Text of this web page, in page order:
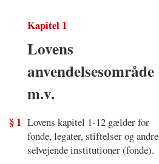
Kapitel 1
Lovens
anvendelsesområde
m.v.
§ 1 Lovens kapitel 1-12 gælder for
fonde, legater, stiftelser og andre
selvejende institutioner (fonde).